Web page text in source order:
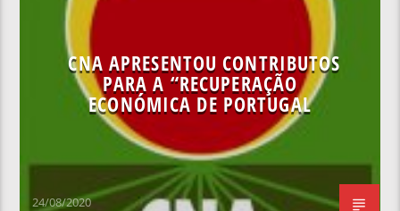
CNA APRESENTOU CONTRIBUTOS
PARA A “RECUPERAÇÃO
ECONÓMICA DE PORTUGAL
24/08/2020